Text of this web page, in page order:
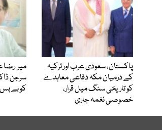
پاکستان، سعودی عرب اور ترکیہ
کے درمیان مکہ دفاعی معاہدے
کو تاریخی سنگ میل قرار،
خصوصی نغمہ جاری
میر
سرجن
کو بے بس